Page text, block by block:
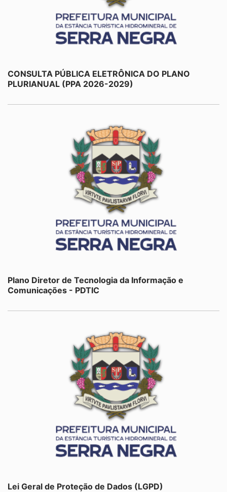
CONSULTA PÚBLICA ELETRÔNICA DO PLANO
PLURIANUAL (PPA 2026-2029)
Plano Diretor de Tecnologia da Informação e
Comunicações - PDTIC
Lei Geral de Proteção de Dados (LGPD)